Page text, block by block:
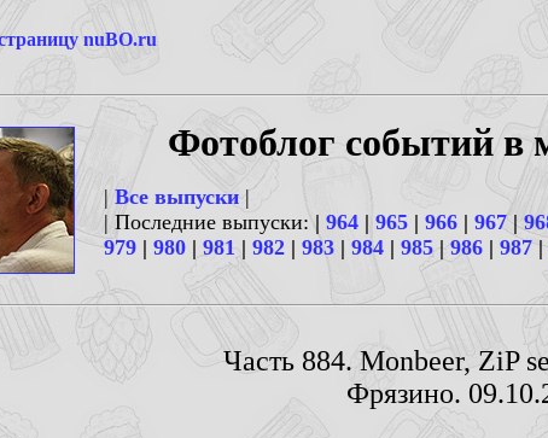
nuBO.ru
Фотоблог событий в
| Все выпуски |
| Последние выпуски: | 964 | 965 | 966 | 967|
979 | 980 | 981 | 982 | 983 | 984 | 985 | 986 | 987|
Часть 884. Monbeer, ZiP
Фрязино.